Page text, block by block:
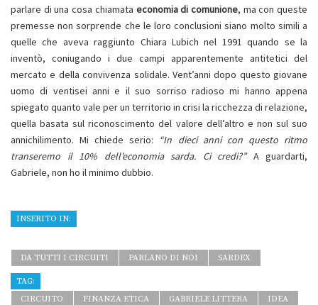
parlare di una cosa chiamata economia di comunione, ma con queste
premesse non sorprende che le loro conclusioni siano molto simili a
quelle che aveva raggiunto Chiara Lubich nel 1991 quando se la
inventò, coniugando i due campi apparentemente antitetici del
mercato e della convivenza solidale. Vent’anni dopo questo giovane
uomo di ventisei anni e il suo sorriso radioso mi hanno appena
spiegato quanto vale per un territorio in crisi la ricchezza di relazione,
quella basata sul riconoscimento del valore dell’altro e non sul suo
annichilimento. Mi chiede serio: “In dieci anni con questo ritmo
transeremo il 10% dell’economia sarda. Ci credi?”A guardarti,
Gabriele, non ho il minimo dubbio.
INSERITO IN:
DA TUTTI I CIRCUITI PARLANO DI NOI SARDEX
TAG:
CIRCUITO
FINANZA ETICA GABRIELE LITTERA IDEA